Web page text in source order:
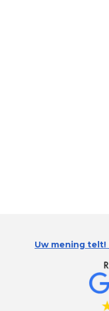
Uw mening telt!